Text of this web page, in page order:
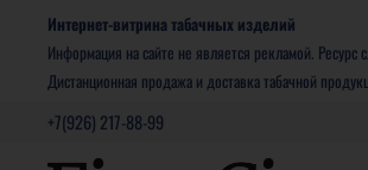
Интернет-витрина табачных изделий
Информация на сайте не является рекламой. Ресурс
Дистанционная продажа и доставка табачной
+7(926) 217-88-99